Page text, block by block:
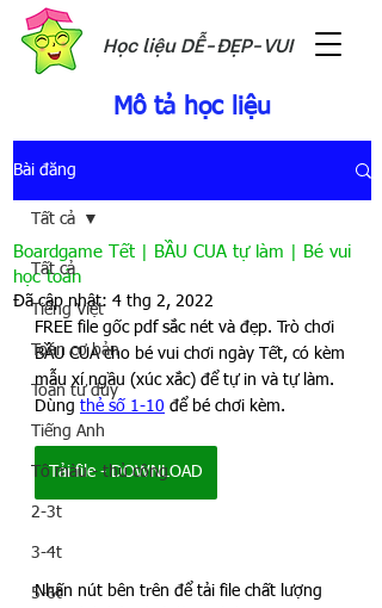
Học liệu DỄ-ĐẸP-VUI
Mô tả học liệu
Bài đăng
Tất cả
Tiếng Việt
Toán cơ bản
Toán tư duy
Tiếng Anh
Tô màu - thủ công
2-3t
3-4t
5-6t
Tất cả
Boardgame Tết | BẦU CUA tự làm | Bé vui
học toán
Đã cập nhật: 4 thg 2, 2022
FREE file gốc pdf sắc nét và đẹp. Trò chơi
BẦU CUA cho bé vui chơi ngày Tết, có kèm
mẫu xí ngầu (xúc xắc) để tự in và tự làm.
Dùng thẻ số 1-10 để bé chơi kèm.
Tải file - DOWNLOAD
Nhấn nút bên trên để tải file chất lượng